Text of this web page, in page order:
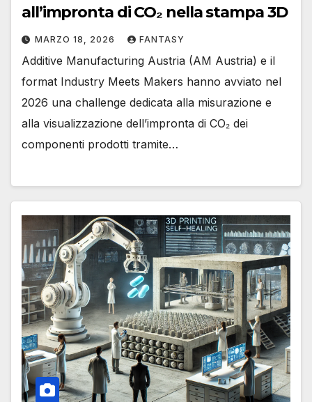
all’impronta di CO₂ nella stampa 3D
MARZO 18, 2026 FANTASY
Additive Manufacturing Austria (AM Austria) e il
format Industry Meets Makers hanno avviato nel
2026 una challenge dedicata alla misurazione e
alla visualizzazione dell’impronta di CO₂ dei
componenti prodotti tramite…